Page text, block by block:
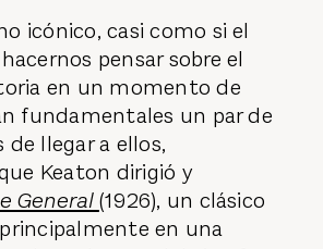
icónico, casi como si el
pensar sobre el
en un momento de
fundamentales un par de
de llegar a ellos,
Keaton dirigió y
General(1926), un clásico
en una